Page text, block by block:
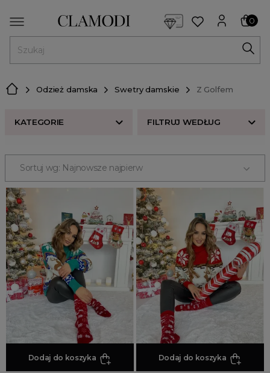
0
Odzież damska Swetry damskie Z Golfem
KATEGORIE FILTRUJ WEDŁUG
Kardigany
Oversize
Ażurowe
Wzorzyste
Długie
Rozpinane
Eleganckie
Klasyczne
Z Półgolfem
Swetry z kapturem
Swetry prążkowane
CENA
ODZIEŻ
Odzież damska
sukienki
swetry
KOLOR
beżowe
brązowe
czarne
Sortuj wg: Najnowsze najpierw
Dodaj do koszyka Dodaj do koszyka